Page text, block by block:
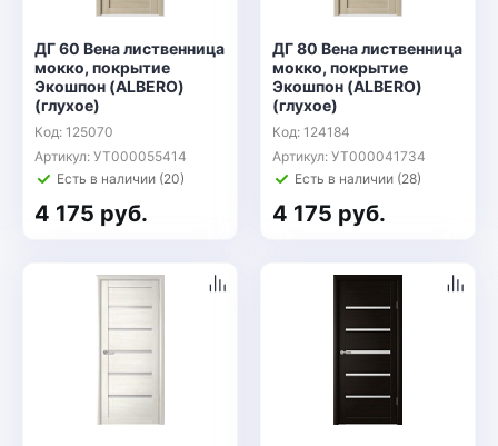
ДГ 60 Вена лиственница
мокко, покрытие
Экошпон (ALBERO)
(глухое)
Код: 125070
Артикул: УТ000055414
Есть в наличии (20)
4 175 руб.
ДГ 80 Вена лиственница
мокко, покрытие
Экошпон (ALBERO)
(глухое)
Код: 124184
Артикул: УТ000041734
Есть в наличии (28)
4 175 руб.